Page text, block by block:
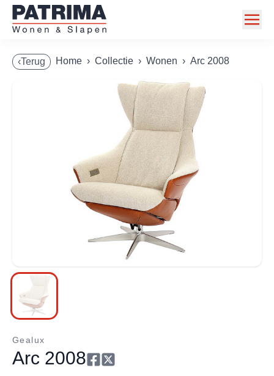
Collectie
Toonzaalmodellen
Acties
Merken
Info
Contact
‹Terug Home › Collectie › Wonen › Arc 2008
Gealux
Arc 2008